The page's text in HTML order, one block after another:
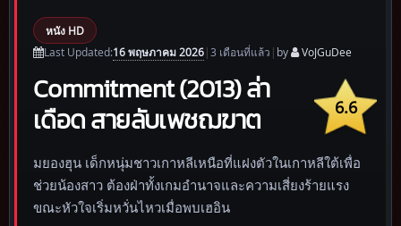
หนัง HD
Last Updated:16 พฤษภาคม 2026|3 เดือนที่แล้ว | by VoJGuDee
6.6
Commitment (2013) ล่า
เดือด สายลับเพชฌฆาต
มยองฮุน เด็กหนุ่มชาวเกาหลีเหนือที่แฝงตัวในเกาหลีใต้เพื่อ
ช่วยน้องสาว ต้องฝ่าทั้งเกมอำนาจและความเสี่ยงร้ายแรง
ขณะหัวใจเริ่มหวั่นไหวเมื่อพบเฮอิน